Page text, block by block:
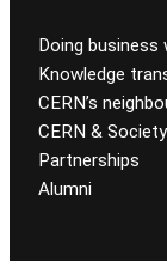
Doing business
Knowledge
CERN’s
CERN &
Partnerships
Alumni